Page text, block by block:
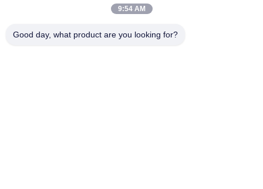
9:54 AM
Good day, what product are you looking for?